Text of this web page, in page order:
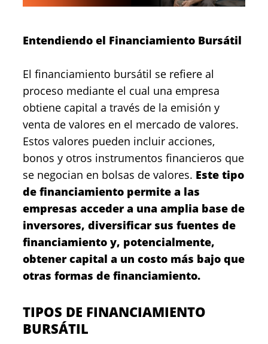
Entendiendo el Financiamiento Bursátil
El financiamiento bursátil se refiere al
proceso mediante el cual una empresa
obtiene capital a través de la emisión y
venta de valores en el mercado de valores.
Estos valores pueden incluir acciones,
bonos y otros instrumentos financieros que
se negocian en bolsas de valores. Este tipo
de financiamiento permite a las
empresas acceder a una amplia base de
inversores, diversificar sus fuentes de
financiamiento y, potencialmente,
obtener capital a un costo más bajo que
otras formas de financiamiento.
TIPOS DE FINANCIAMIENTO
BURSÁTIL